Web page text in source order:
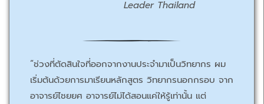
Leader Thailand
“ช่วงที่ตัดสินใจที่ออกจากงานประจำมาเป็นวิทยากร ผม
เริ่มต้นด้วยการมาเรียนหลักสูตร วิทยากรนอกกรอบ จาก
อาจารย์ไชยยศ อาจารย์ไม่ได้สอนแค่ให้รู้เท่านั้น แต่